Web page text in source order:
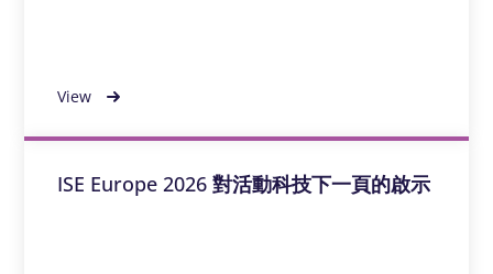
View
ISE Europe 2026 對活動科技下一頁的啟示